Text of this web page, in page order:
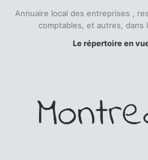
Annuaire local des entreprises ,
comptables, et autres, dans
Le répertoire en